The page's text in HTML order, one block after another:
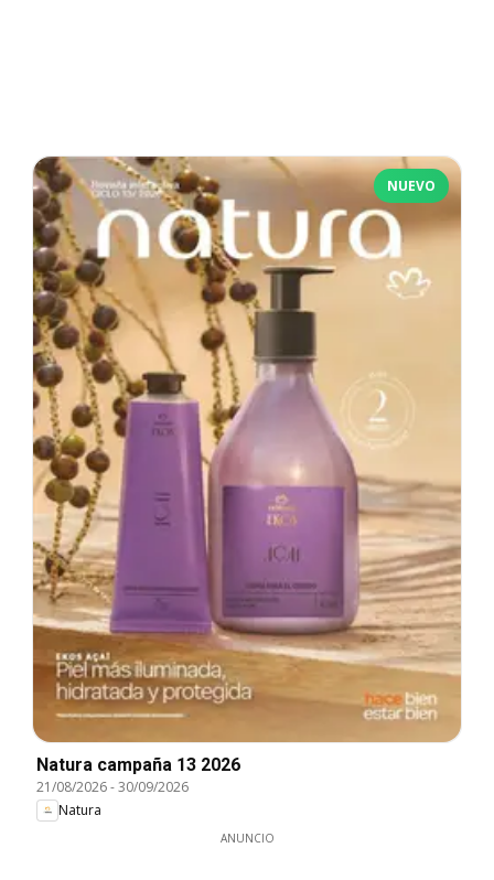
NUEVO
Natura campaña 13 2026
21/08/2026-30/09/2026
Natura
ANUNCIO